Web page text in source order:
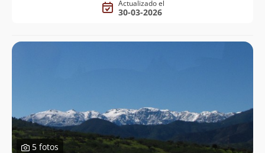
Actualizado el
30-03-2026
5 fotos